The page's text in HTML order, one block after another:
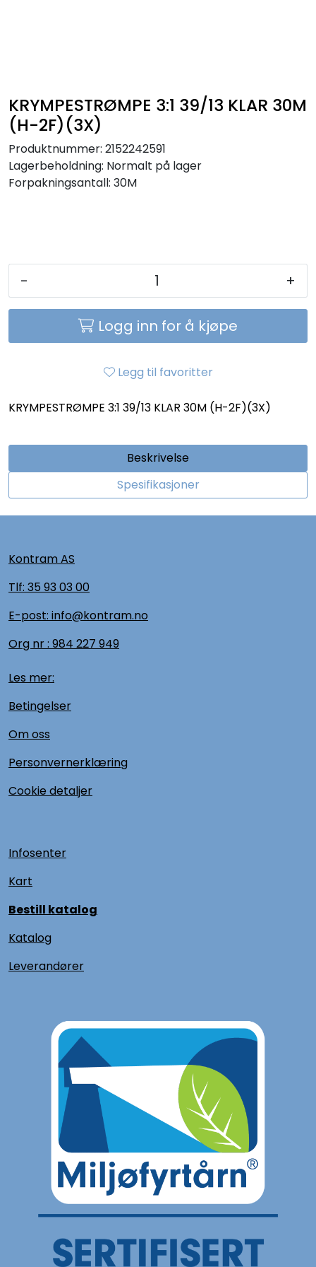
KRYMPESTRØMPE 3:1 39/13 KLAR 30M
(H-2F)(3X)
Produktnummer: 2152242591
Lagerbeholdning: Normalt på lager
Forpakningsantall: 30M
- +
Logg inn for å kjøpe
Legg til favoritter
KRYMPESTRØMPE 3:1 39/13 KLAR 30M (H-2F)(3X)
Beskrivelse
Spesifikasjoner
Kontram AS
Tlf: 35 93 03 00
E-post: info@kontram.no
Org nr : 984 227 949
Les mer:
Betingelser
Om oss
Personvernerklæring
Cookie detaljer
Infosenter
Kart
Bestill katalog
Katalog
Leverandører